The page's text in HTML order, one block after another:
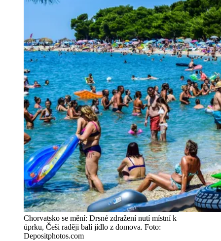
Chorvatsko se mění: Drsné zdražení nutí místní k
úprku, Češi raději balí jídlo z domova. Foto:
Depositphotos.com